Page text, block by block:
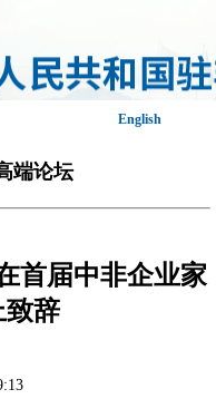
English
端论坛
首届中非企业家
致辞